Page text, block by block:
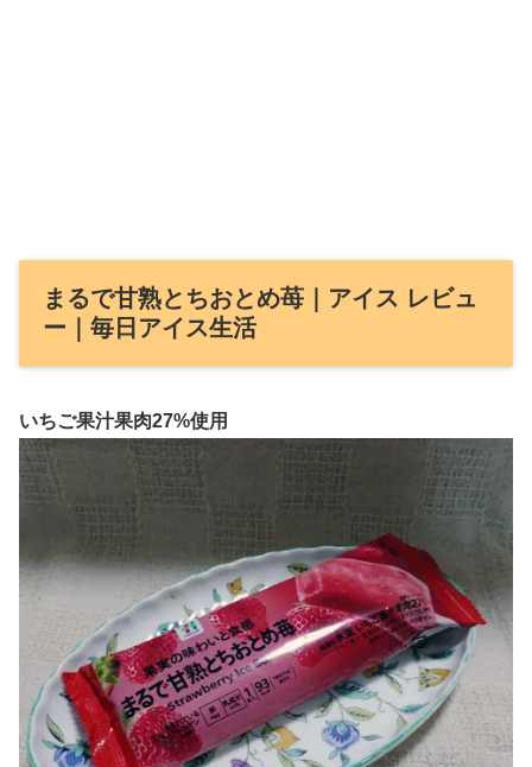
まるで甘熟とちおとめ苺｜アイス レビュ
ー｜毎日アイス生活
いちご果汁果肉27%使用